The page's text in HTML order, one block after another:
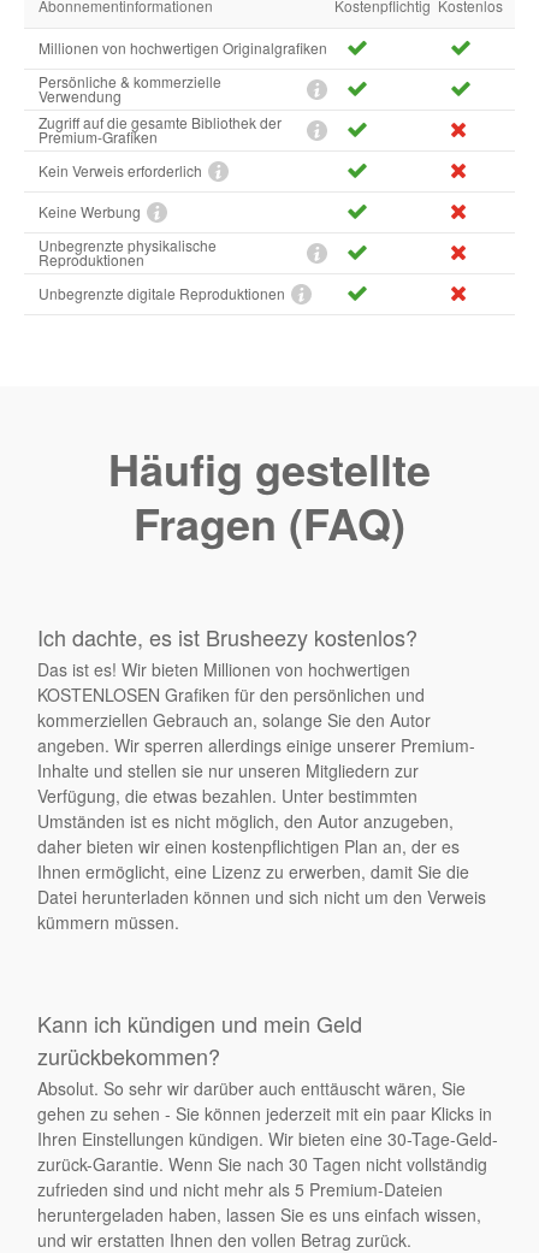
Abonnementinformationen Kostenpflichtig Kostenlos
Millionen von hochwertigen Originalgrafiken
Persönliche & kommerzielle
Verwendung
Zugriff auf die gesamte Bibliothek der
Premium-Grafiken
Kein Verweis erforderlich
Keine Werbung
Unbegrenzte physikalische
Reproduktionen
Unbegrenzte digitale Reproduktionen
Häufig gestellte
Fragen (FAQ)
Ich dachte, es ist Brusheezy kostenlos?
Das ist es! Wir bieten Millionen von hochwertigen
KOSTENLOSEN Grafiken für den persönlichen und
kommerziellen Gebrauch an, solange Sie den Autor
angeben. Wir sperren allerdings einige unserer Premium-
Inhalte und stellen sie nur unseren Mitgliedern zur
Verfügung, die etwas bezahlen. Unter bestimmten
Umständen ist es nicht möglich, den Autor anzugeben,
daher bieten wir einen kostenpflichtigen Plan an, der es
Ihnen ermöglicht, eine Lizenz zu erwerben, damit Sie die
Datei herunterladen können und sich nicht um den Verweis
kümmern müssen.
Kann ich kündigen und mein Geld
zurückbekommen?
Absolut. So sehr wir darüber auch enttäuscht wären, Sie
gehen zu sehen - Sie können jederzeit mit ein paar Klicks in
Ihren Einstellungen kündigen. Wir bieten eine 30-Tage-Geld-
zurück-Garantie. Wenn Sie nach 30 Tagen nicht vollständig
zufrieden sind und nicht mehr als 5 Premium-Dateien
heruntergeladen haben, lassen Sie es uns einfach wissen,
und wir erstatten Ihnen den vollen Betrag zurück.